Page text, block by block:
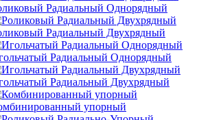
Радиальный Однорядный
Радиальный Двухрядный
Радиальный Однорядный
Радиальный Двухрядный
упорный